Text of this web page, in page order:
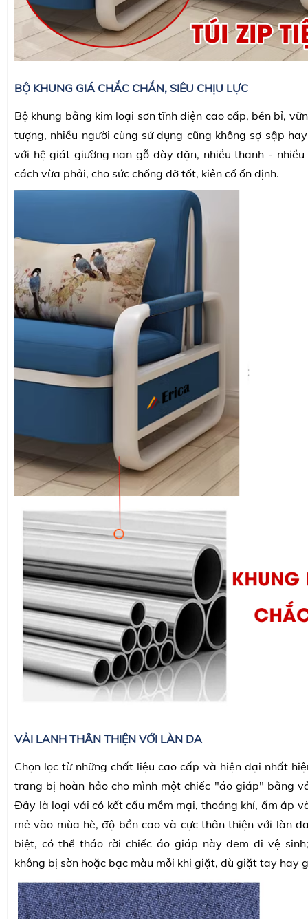
BỘ KHUNG GIÁ CHẮC CHẮN, SIÊU CHỊU LỰC
Bộ khung bằng kim loại sơn tĩnh điện cao cấp, bền bỉ,
tượng, nhiều người cùng sử dụng cũng không sợ sập
với hệ giát giường nan gỗ dày dặn, nhiều thanh -
cách vừa phải, cho sức chống đỡ tốt, kiên cố ổn định.
VẢI LANH THÂN THIỆN VỚI LÀN DA
Chọn lọc từ những chất liệu cao cấp và hiện đại nhất
trang bị hoàn hảo cho mình một chiếc "áo giáp" bằng
Đây là loại vải có kết cấu mềm mại, thoáng khí, ấm áp
mẻ vào mùa hè, độ bền cao và cực thân thiện với làn
biệt, có thể tháo rời chiếc áo giáp này đem đi vệ
không bị sờn hoặc bạc màu mỗi khi giặt, dù giặt tay hay